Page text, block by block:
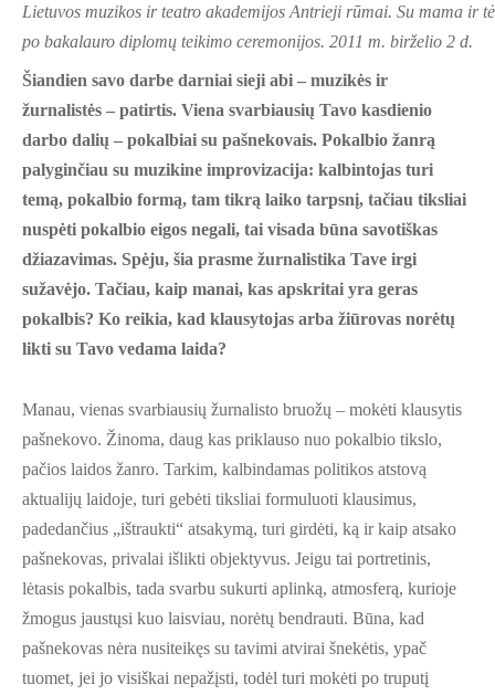
Lietuvos muzikos ir teatro akademijos Antrieji rūmai. Su mama ir
po bakalauro diplomų teikimo ceremonijos. 2011 m. birželio 2 d.
Šiandien savo darbe darniai sieji abi – muzikės ir
žurnalistės – patirtis. Viena svarbiausių Tavo kasdienio
darbo dalių – pokalbiai su pašnekovais. Pokalbio žanrą
palyginčiau su muzikine improvizacija: kalbintojas turi
temą, pokalbio formą, tam tikrą laiko tarpsnį, tačiau tiksliai
nuspėti pokalbio eigos negali, tai visada būna savotiškas
džiazavimas. Spėju, šia prasme žurnalistika Tave irgi
sužavėjo. Tačiau, kaip manai, kas apskritai yra geras
pokalbis? Ko reikia, kad klausytojas arba žiūrovas norėtų
likti su Tavo vedama laida?
Manau, vienas svarbiausių žurnalisto bruožų – mokėti klausytis
pašnekovo. Žinoma, daug kas priklauso nuo pokalbio tikslo,
pačios laidos žanro. Tarkim, kalbindamas politikos atstovą
aktualijų laidoje, turi gebėti tiksliai formuluoti klausimus,
padedančius „ištraukti“ atsakymą, turi girdėti, ką ir kaip atsako
pašnekovas, privalai išlikti objektyvus. Jeigu tai portretinis,
lėtasis pokalbis, tada svarbu sukurti aplinką, atmosferą, kurioje
žmogus jaustųsi kuo laisviau, norėtų bendrauti. Būna, kad
pašnekovas nėra nusiteikęs su tavimi atvirai šnekėtis, ypač
tuomet, jei jo visiškai nepažįsti, todėl turi mokėti po truputį